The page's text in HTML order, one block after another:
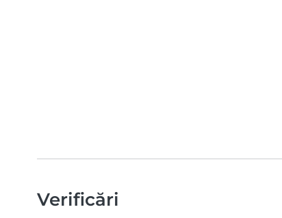
Verificări